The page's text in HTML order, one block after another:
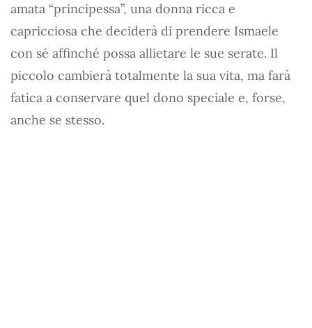
amata “principessa”, una donna ricca e
capricciosa che deciderà di prendere Ismaele
con sé affinché possa allietare le sue serate. Il
piccolo cambierà totalmente la sua vita, ma farà
fatica a conservare quel dono speciale e, forse,
anche se stesso.